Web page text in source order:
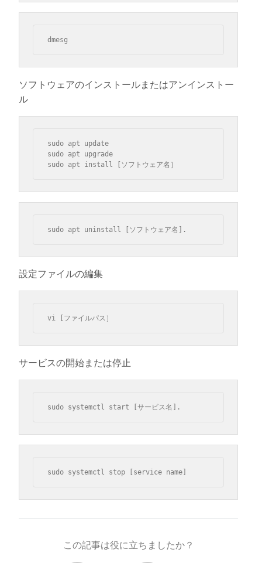
dmesg
ソフトウェアのインストールまたはアンインストー
ル
sudo apt update
sudo apt upgrade
sudo apt install [ソフトウェア名］
sudo apt uninstall [ソフトウェア名].
設定ファイルの編集
vi [ファイルパス］
サービスの開始または停止
sudo systemctl start [サービス名].
sudo systemctl stop [service name]
この記事は役に立ちましたか？